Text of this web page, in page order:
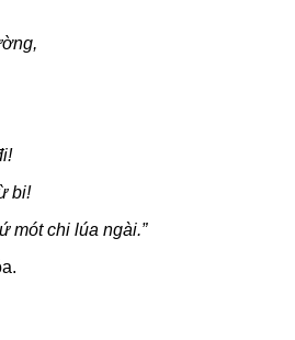
bi!
mót chi lúa ngài.”